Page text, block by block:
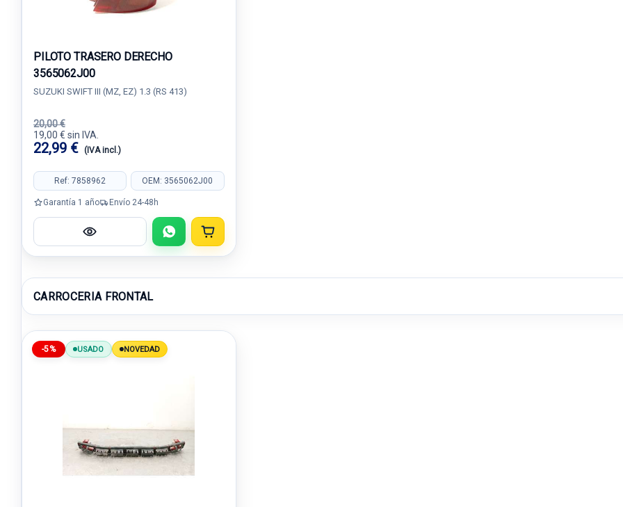
PILOTO TRASERO DERECHO
3565062J00
SUZUKI SWIFT III (MZ, EZ) 1.3 (RS 413)
20,00 €
19,00 € sin IVA.
22,99 € (IVA incl.)
Ref: 7858962 OEM: 3565062J00
Garantía 1 año Envío 24-48h
CARROCERIA FRONTAL
-5% USADO NOVEDAD